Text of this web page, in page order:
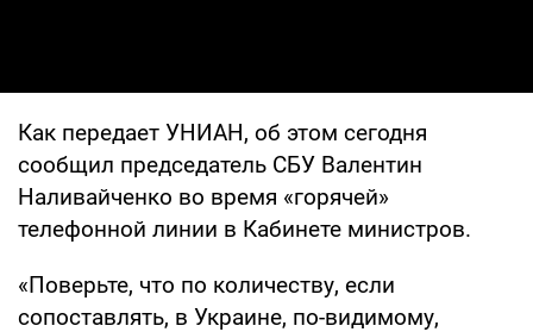
Как передает УНИАН, об этом сегодня
сообщил председатель СБУ Валентин
Наливайченко во время «горячей»
телефонной линии в Кабинете министров.
«Поверьте, что по количеству, если
сопоставлять, в Украине, по-видимому,